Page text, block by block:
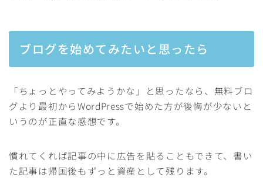
ブログを始めてみたいと思ったら
「ちょっとやってみようかな」と思ったなら、無料ブロ
グより最初からWordPressで始めた方が後悔が少ないと
いうのが正直な感想です。
慣れてくれば記事の中に広告を貼ることもできて、書い
た記事は帰国後もずっと資産として残ります。